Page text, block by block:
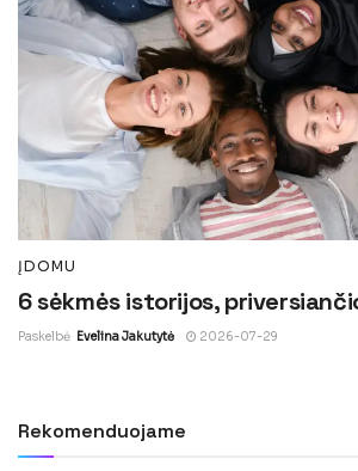
ĮDOMU
6 sėkmės istorijos,
Paskelbė Evelina Jakutytė 2026-07-29
Rekomenduojame